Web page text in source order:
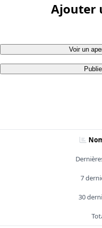
Ajouter
Voir un
7
30